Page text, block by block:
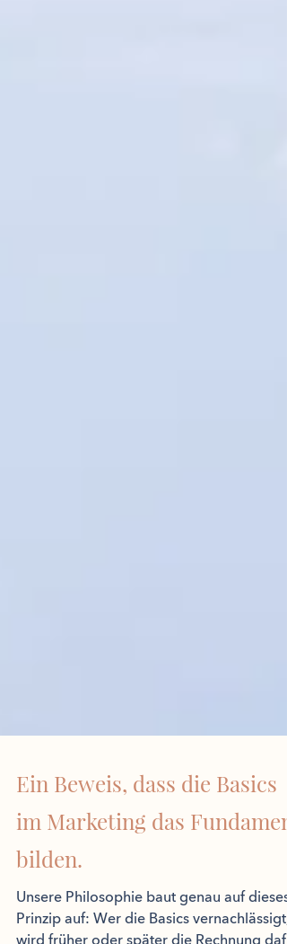
Ein Beweis, dass die Basics
im Marketing das Fundament
bilden.
Unsere Philosophie baut genau auf dieses